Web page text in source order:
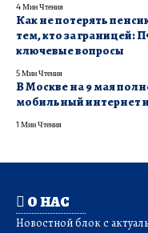
4 Мин Чтения
Как не потерять
тем, кто за границей:
ключевые вопросы
5 Мин Чтения
В Москве на 9 мая
мобильный интернет
1 Мин Чтения
О НАС
Новостной блок с